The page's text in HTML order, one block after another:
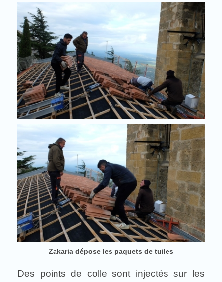
Zakaria dépose les paquets de tuiles
Des points de colle sont injectés sur les